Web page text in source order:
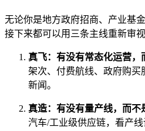
无论你是地方政府招商、产业基
接下来都可以用三条主线重新审视
真飞：有没有常态化运营，
架次、付费航线、政府购
新闻。
真造：有没有量产线，而不
汽车/工业级供应链，看产